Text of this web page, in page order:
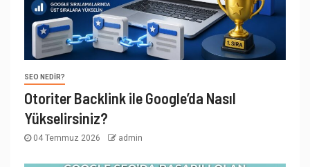
SEO NEDIR?
Otoriter Backlink ile Google’da Nasıl
Yükselirsiniz?
04 Temmuz 2026 admin